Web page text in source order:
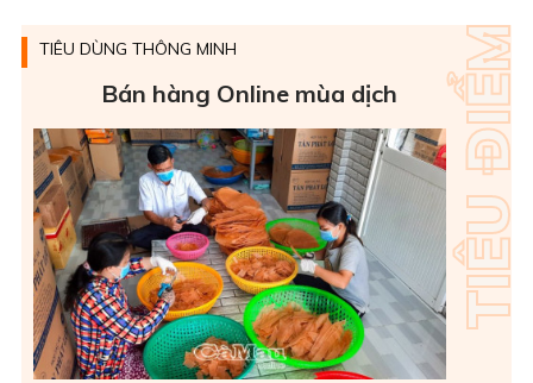
TIÊU DÙNG THÔNG MINH
Bán hàng Online mùa dịch